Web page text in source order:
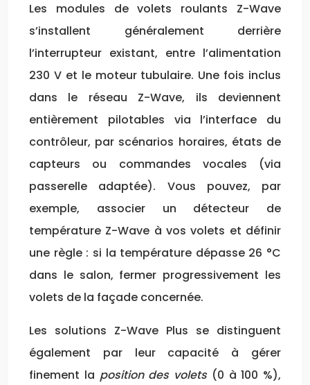
Les modules de volets roulants Z-Wave
s’installent généralement derrière
l’interrupteur existant, entre l’alimentation
230 V et le moteur tubulaire. Une fois inclus
dans le réseau Z-Wave, ils deviennent
entièrement pilotables via l’interface du
contrôleur, par scénarios horaires, états de
capteurs ou commandes vocales (via
passerelle adaptée). Vous pouvez, par
exemple, associer un détecteur de
température Z-Wave à vos volets et définir
une règle : si la température dépasse 26 °C
dans le salon, fermer progressivement les
volets de la façade concernée.
Les solutions Z-Wave Plus se distinguent
également par leur capacité à gérer
finement la position des volets(0 à 100 %),